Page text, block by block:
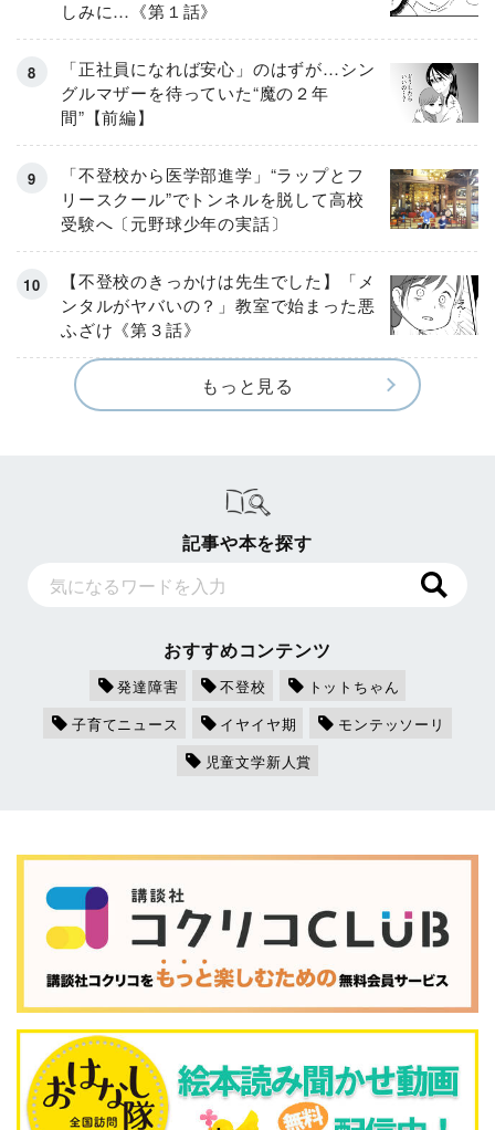
しみに…《第１話》
「正社員になれば安心」のはずが…シン
グルマザーを待っていた“魔の２年
間”【前編】
「不登校から医学部進学」“ラップとフ
リースクール”でトンネルを脱して高校
受験へ〔元野球少年の実話〕
【不登校のきっかけは先生でした】「メ
ンタルがヤバいの？」教室で始まった悪
ふざけ《第３話》
もっと見る
記事や本を探す
おすすめコンテンツ
発達障害 不登校
トットちゃん
子育てニュース
イヤイヤ期
モンテッソーリ
児童文学新人賞